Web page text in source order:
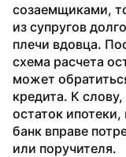
созаемщиками,
из супругов
плечи вдовца.
схема расчета
может
кредита. К
остаток
банк вправе
или поручителя.